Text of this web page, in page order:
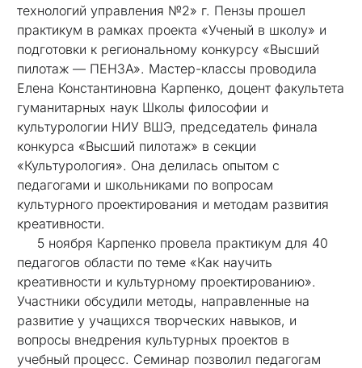
технологий управления №2» г. Пензы прошел
практикум в рамках проекта «Ученый в школу» и
подготовки к региональному конкурсу «Высший
пилотаж — ПЕНЗА». Мастер-классы проводила
Елена Константиновна Карпенко, доцент факультета
гуманитарных наук Школы философии и
культурологии НИУ ВШЭ, председатель финала
конкурса «Высший пилотаж» в секции
«Культурология». Она делилась опытом с
педагогами и школьниками по вопросам
культурного проектирования и методам развития
креативности.
5 ноября Карпенко провела практикум для 40
педагогов области по теме «Как научить
креативности и культурному проектированию».
Участники обсудили методы, направленные на
развитие у учащихся творческих навыков, и
вопросы внедрения культурных проектов в
учебный процесс. Семинар позволил педагогам